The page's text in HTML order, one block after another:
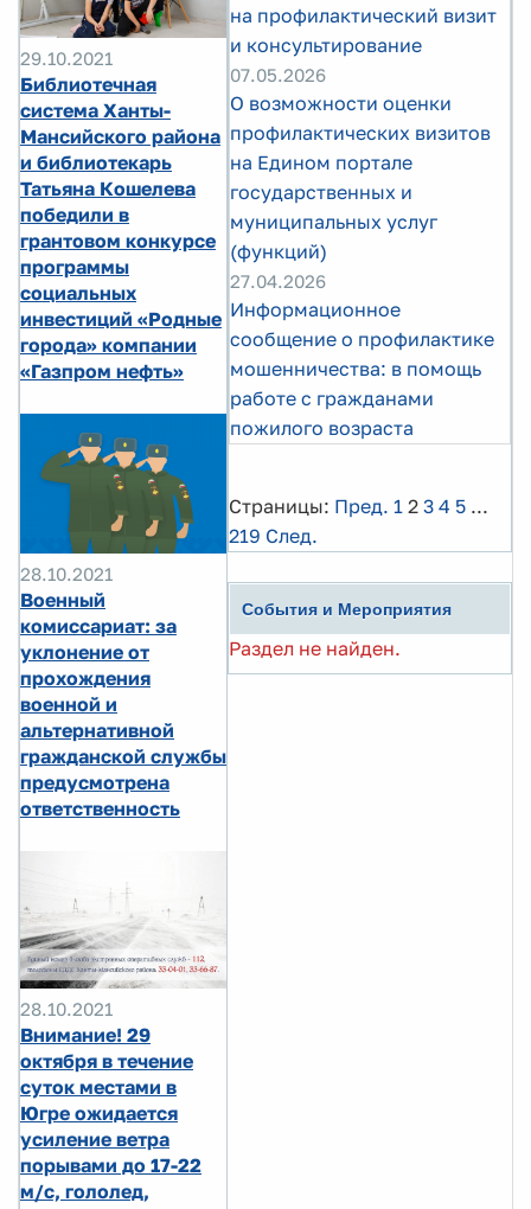
29.10.2021
Библиотечная
система Ханты-
Мансийского района
и библиотекарь
Татьяна Кошелева
победили в
грантовом конкурсе
программы
социальных
инвестиций «Родные
города» компании
«Газпром нефть»
28.10.2021
Военный
комиссариат: за
уклонение от
прохождения
военной и
альтернативной
гражданской службы
предусмотрена
ответственность
28.10.2021
Внимание! 29
октября в течение
суток местами в
Югре ожидается
усиление ветра
порывами до 17-22
м/с, гололед,
на профилактический визит
и консультирование
07.05.2026
О возможности оценки
профилактических визитов
на Едином портале
государственных и
муниципальных услуг
(функций)
27.04.2026
Информационное
сообщение о профилактике
мошенничества: в помощь
работе с гражданами
пожилого возраста
Страницы: Пред. 1 2 3 4 5 ...
219 След.
События и Мероприятия
Раздел не найден.